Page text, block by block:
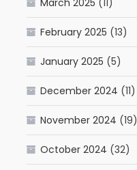
March 2025 (11)
February 2025 (13)
January 2025 (5)
December 2024 (11)
November 2024 (19)
October 2024 (32)